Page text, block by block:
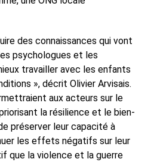
des connaissances qui vont
psychologues et les
travailler avec les enfants
», décrit Olivier Arvisais.
aux acteurs sur le
la résilience et le bien-
préserver leur capacité à
les effets négatifs sur leur
que la violence et la guerre